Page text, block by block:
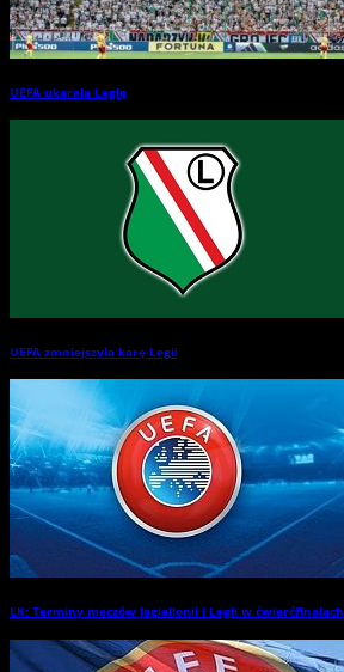
UEFA ukarała Legię
UEFA zmniejszyła karę Legii
LK: Terminy meczów Jagiellonii i Legii w ćwierćfinałach